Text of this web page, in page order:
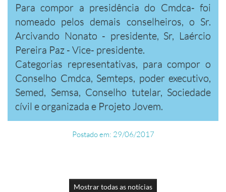
Para compor a presidência do Cmdca- foi
nomeado pelos demais conselheiros, o Sr.
Arcivando Nonato - presidente, Sr, Laércio
Pereira Paz - Vice- presidente.
Categorias representativas, para compor o
Conselho Cmdca, Semteps, poder executivo,
Semed, Semsa, Conselho tutelar, Sociedade
cívil e organizada e Projeto Jovem.
Postado em: 29/06/2017
Mostrar todas as notícias